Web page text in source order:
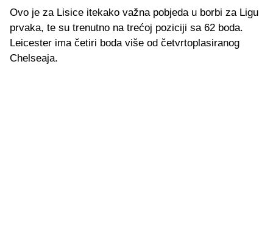
Ovo je za Lisice itekako važna pobjeda u borbi za Ligu
prvaka, te su trenutno na trećoj poziciji sa 62 boda.
Leicester ima četiri boda više od četvrtoplasiranog
Chelseaja.